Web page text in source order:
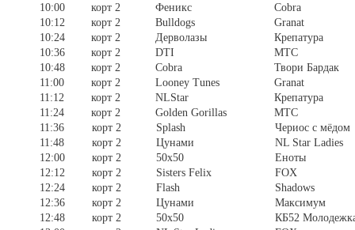
10:00 корт 2 Феникс
Cobra
10:12
корт 2 Bulldogs
Granat
10:24
корт 2 Дерволазы
Крепатура
10:36
корт 2 DTI
МТС
10:48
корт 2 Cobra
Твори Бардак
11:00
корт 2 Looney Tunes
Granat
11:12
корт 2 NLStar
Крепатура
11:24
корт 2 Golden Gorillas
МТС
11:36
корт 2 Splash
Чериос с мёдом
11:48
корт 2 Цунами
NL Star Ladies
12:00
корт 2 50x50
Еноты
12:12
корт 2 Sisters Felix
FOX
12:24
корт 2 Flash
Shadows
12:36
корт 2 Цунами
Максимум
12:48
корт 2 50х50
КБ52